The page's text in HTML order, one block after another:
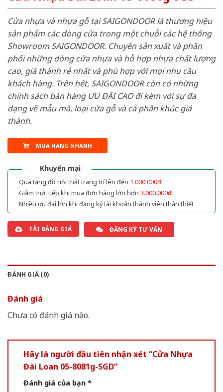
Cửa nhựa và nhựa gỗ tại SAIGONDOOR là thương hiệu
sản phẩm các dòng cửa trong một chuỗi các hệ thống
Showroom SAIGONDOOR. Chuyên sản xuất và phân
phối những dòng cửa nhựa và hỗ hợp nhựa chất lượng
cao, giá thành rẻ nhất và phù hợp với mọi nhu cầu
khách hàng. Trên hết, SAIGONDOOR còn có những
chính sách bán hàng ƯU ĐÃI CAO đi kèm với sự đa
dạng về mẫu mã, loại cửa gỗ và cả phân khúc giá
thành.
MUA HÀNG NHANH
Khuyến mại
Quà tặng đồ nội thất trang trí lên đến 1.000.000đ
Giảm trực tiếp khi mua đơn hàng lớn hơn 3.000.000đ
Nhiều ưu đãi lớn khi đăng ký tài khoản thành viên thân thiết
TẢI BẢNG GIÁ ĐĂNG KÝ TƯ VẤN
ĐÁNH GIÁ (0)
Đánh giá
Chưa có đánh giá nào.
Hãy là người đầu tiên nhận xét “Cửa Nhựa
Đài Loan 05-8081g-SGD”
Đánh giá của bạn *